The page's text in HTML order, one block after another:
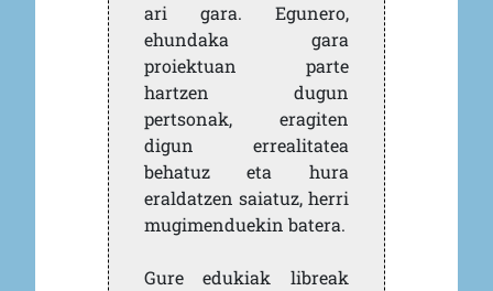
ari gara. Egunero,
ehundaka gara
proiektuan parte
hartzen dugun
pertsonak, eragiten
digun errealitatea
behatuz eta hura
eraldatzen saiatuz, herri
mugimenduekin batera.
Gure edukiak libreak